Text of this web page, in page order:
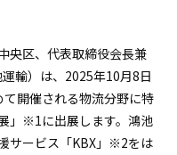
お問い合わせ
央区、代表取締役会長兼
輸）は、2025年10月8日
て開催される物流分野に特
」※1に出展します。鴻池
サービス「KBX」※2をは